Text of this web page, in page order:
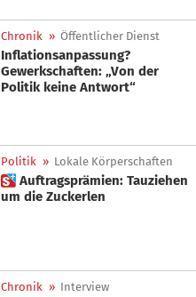
Chronik » Öffentlicher Dienst
Inflationsanpassung?
Gewerkschaften: „Von der
Politik keine Antwort“
Politik » Lokale Körperschaften
 Auftragsprämien: Tauziehen
um die Zuckerlen
Chronik » Interview